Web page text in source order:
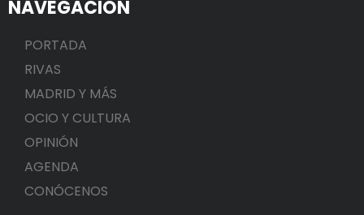
NAVEGACIÓN
PORTADA
RIVAS
MADRID Y MÁS
OCIO Y CULTURA
OPINIÓN
AGENDA
CONÓCENOS